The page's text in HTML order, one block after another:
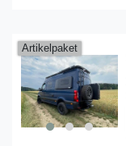
Artikelpaket